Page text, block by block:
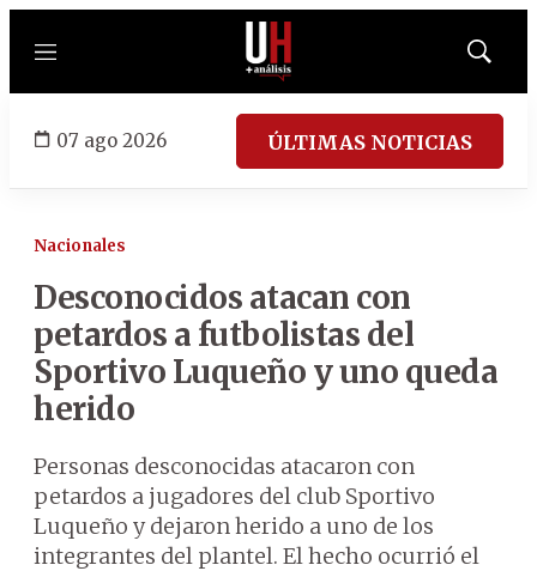
Menú
Mostrar
07 ago 2026 ÚLTIMAS NOTICIAS
Nacionales
Desconocidos atacan con
petardos a futbolistas del
Sportivo Luqueño y uno queda
herido
Personas desconocidas atacaron con
petardos a jugadores del club Sportivo
Luqueño y dejaron herido a uno de los
integrantes del plantel. El hecho ocurrió el